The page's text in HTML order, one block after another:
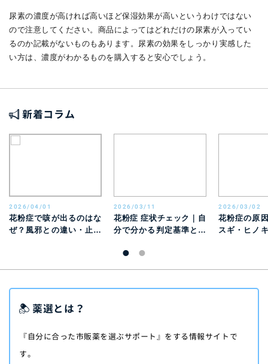
尿素の濃度が高ければ高いほど保湿効果が高いというわけではない
ので注意してください。商品によってはどれだけの尿素が入ってい
るのか記載がないものもあります。尿素の効果をしっかり実感した
い方は、濃度がわかるものを購入すると安心でしょう。
新着コラム
2026/04/01
花粉症で咳が出るのはな
ぜ？風邪との違い・止ま
2026/03/11
花粉症 症状チェック｜自
分で分かる判定基準と風
2026/03/02
花粉症の原
スギ・ヒノ
薬選とは？
『自分に合った市販薬を選ぶサポート』をする情報サイトで
す。